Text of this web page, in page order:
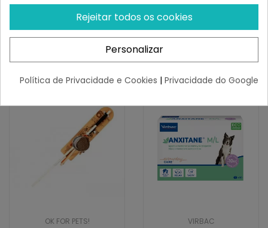
*Fonte rica em L-teanina
Semelhante a Virbac Anxitane
Comprimidos Naturales para
Combatir el estrés de Perros y
Gatos Talla S
OK FOR PETS! VIRBAC
Rejeitar todos os cookies
Personalizar
Política de Privacidade e Cookies | Privacidade do Google